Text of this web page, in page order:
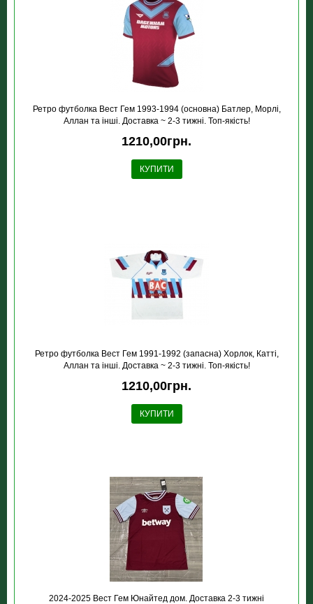
Ретро футболка Вест Гем 1993-1994 (основна) Батлер, Морлі,
Аллан та інші. Доставка ~ 2-3 тижні. Топ-якість!
1210,00грн.
КУПИТИ
Ретро футболка Вест Гем 1991-1992 (запасна) Хорлок, Катті,
Аллан та інші. Доставка ~ 2-3 тижні. Топ-якість!
1210,00грн.
КУПИТИ
2024-2025 Вест Гем Юнайтед дом. Доставка 2-3 тижні